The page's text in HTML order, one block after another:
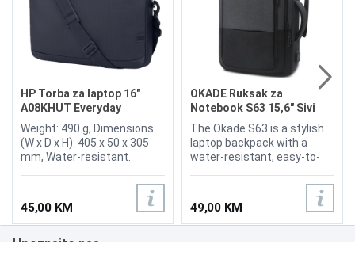
HP Torba za laptop 16"
A08KHUT Everyday
Weight: 490 g, Dimensions
(W x D x H): 405 x 50 x 305
mm, Water-resistant.
45,00 KM
OKADE Ruksak za
Notebook S63 15,6" Sivi
The Okade S63 is a stylish
laptop backpack with a
water-resistant, easy-to-
space (6 zippered pockets),
interface charging design. It
is universally compatible
49,00 KM
Upoznajte nas